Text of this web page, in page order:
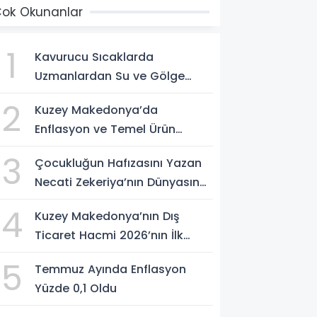
Okunanlar
1
Kavurucu Sıcaklarda
Uzmanlardan Su ve Gölge
2
Kuzey Makedonya’da
Enflasyon ve Temel Ürün
3
Çocukluğun Hafızasını Yazan
Necati Zekeriya’nın Dünyasına
4
Kuzey Makedonya’nın Dış
Ticaret Hacmi 2026’nın İlk
5
Temmuz Ayında Enflasyon
Yüzde 0,1 Oldu